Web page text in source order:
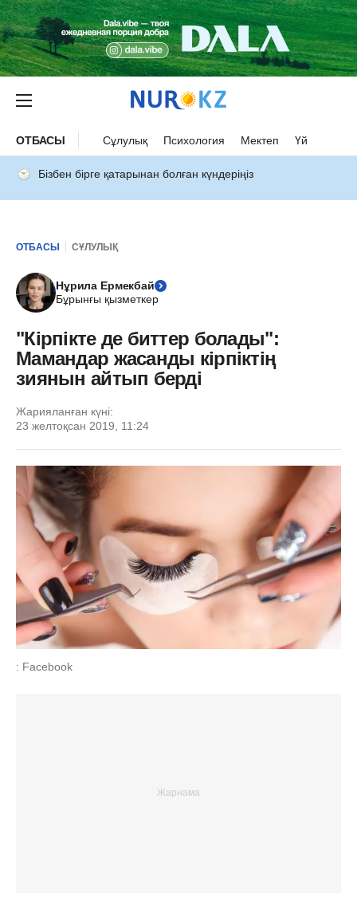
ОТБАСЫ Сұлулық Психология Мектеп Үй
Бізбен бірге қатарынан болған күндеріңіз
ОТБАСЫ СҰЛУЛЫҚ
Нұрила Ермекбай
Бұрынғы қызметкер
"Кірпікте де биттер болады":
Мамандар жасанды кірпіктің
зиянын айтып берді
Жарияланған күні:
23 желтоқсан 2019, 11:24
: Facebook